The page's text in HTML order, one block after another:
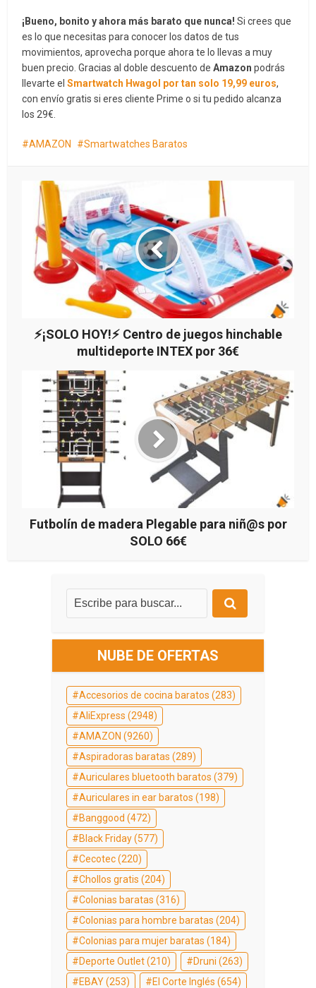
¡Bueno, bonito y ahora más barato que nunca!Si crees que
es lo que necesitas para conocer los datos de tus
movimientos, aprovecha porque ahora te lo llevas a muy
buen precio. Gracias al doble descuento deAmazon podrás
llevarte elSmartwatch Hwagol por tan solo 19,99 euros,
con envío gratis si eres cliente Prime o si tu pedido alcanza
los 29€.
AMAZON Smartwatches Baratos
⚡¡SOLO HOY!⚡ Centro de juegos hinchable
multideporte INTEX por 36€
Futbolín de madera Plegable para niñ@s por
SOLO 66€
NUBE DE OFERTAS
Accesorios de cocina baratos (283)
AliExpress (2948)
AMAZON (9260)
Aspiradoras baratas (289)
Auriculares bluetooth baratos (379)
Auriculares in ear baratos (198)
Banggood (472)
Black Friday(577)
Cecotec(220)
Chollos gratis (204)
Colonias baratas (316)
Colonias para hombre baratas (204)
Colonias para mujer baratas (184)
Deporte Outlet(210) Druni (263)
EBAY(253) El Corte Inglés (654)